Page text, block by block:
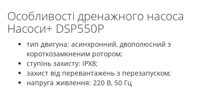
Особливості дренажного насоса
Насоси+ DSP550P
тип двигуна: асинхронний, двополюсний з
короткозамкненим ротором;
ступінь захисту: IPX8;
захист від перевантажень з перезапуском;
напруга живлення: 220 В, 50 Гц